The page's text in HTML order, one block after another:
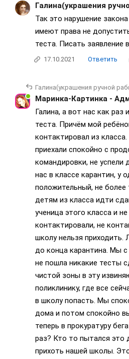
Галина(украшения
Так это нарушение
имеют права не
теста. Писать заявление
17.10.2021 Ответить
Галина(украшения ручной
Маринка-Картинка -
Галина, а вот нас как раз
теста. Причём мой
контактировал из
приехали спокойно с
командировки, не успели
нас в классе карантин, у
положительный, не более
детям из класса идти
ученица этого класса и
контактировали, не
школу нельзя приходить.
до конца карантина. Мы с
не пошла никакие тесты
чистой зоны в эту
поликлинику, где все
в школу попасть. Мы
дома и потом спокойно
теперь в прокуратуру
раз? Кто то пытался это
прихоть нашей школы.